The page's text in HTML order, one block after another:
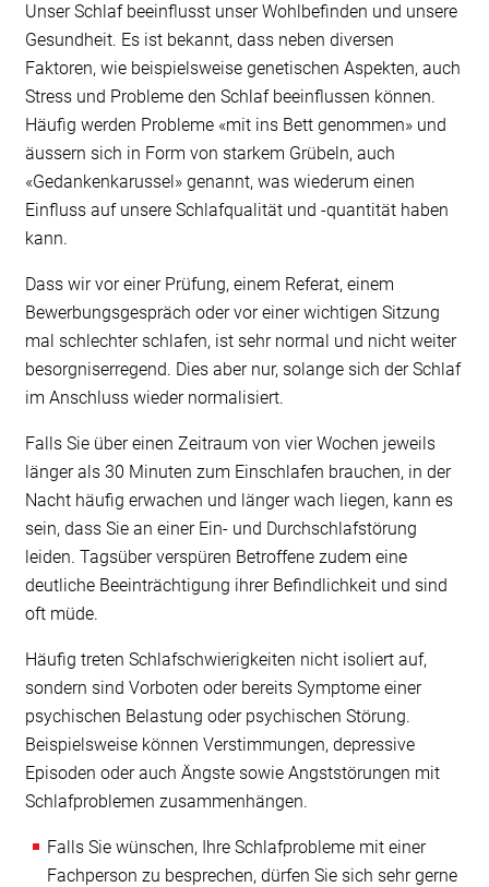
Unser Schlaf beeinflusst unser Wohlbefinden und unsere
Gesundheit. Es ist bekannt, dass neben diversen
Faktoren, wie beispielsweise genetischen Aspekten, auch
Stress und Probleme den Schlaf beeinflussen können.
Häufig werden Probleme «mit ins Bett genommen» und
äussern sich in Form von starkem Grübeln, auch
«Gedankenkarussel» genannt, was wiederum einen
Einfluss auf unsere Schlafqualität und -quantität haben
kann.
Dass wir vor einer Prüfung, einem Referat, einem
Bewerbungsgespräch oder vor einer wichtigen Sitzung
mal schlechter schlafen, ist sehr normal und nicht weiter
besorgniserregend. Dies aber nur, solange sich der Schlaf
im Anschluss wieder normalisiert.
Falls Sie über einen Zeitraum von vier Wochen jeweils
länger als 30 Minuten zum Einschlafen brauchen, in der
Nacht häufig erwachen und länger wach liegen, kann es
sein, dass Sie an einer Ein- und Durchschlafstörung
leiden. Tagsüber verspüren Betroffene zudem eine
deutliche Beeinträchtigung ihrer Befindlichkeit und sind
oft müde.
Häufig treten Schlafschwierigkeiten nicht isoliert auf,
sondern sind Vorboten oder bereits Symptome einer
psychischen Belastung oder psychischen Störung.
Beispielsweise können Verstimmungen, depressive
Episoden oder auch Ängste sowie Angststörungen mit
Schlafproblemen zusammenhängen.
Falls Sie wünschen, Ihre Schlafprobleme mit einer
Fachperson zu besprechen, dürfen Sie sich sehr gerne